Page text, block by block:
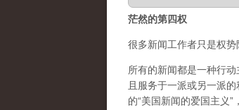
茫然的第四权
很多新闻工作者只是权势
所有的新闻都是一种行
且服务于一派或另一派
的“美国新闻的爱国主义